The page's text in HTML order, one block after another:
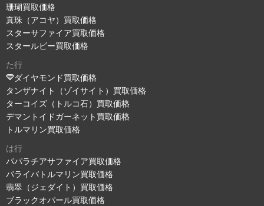
珊瑚買取価格
真珠（アコヤ）買取価格
スターサファイア買取価格
スタールビー買取価格
た行
ダイヤモンド買取価格
タンザナイト（ゾイサイト）買取価格
ターコイズ（トルコ石）買取価格
デマントイドガーネット買取価格
トルマリン買取価格
は行
パパラチアサファイア買取価格
パライバトルマリン買取価格
翡翠（ジェダイト）買取価格
ブラックオパール買取価格